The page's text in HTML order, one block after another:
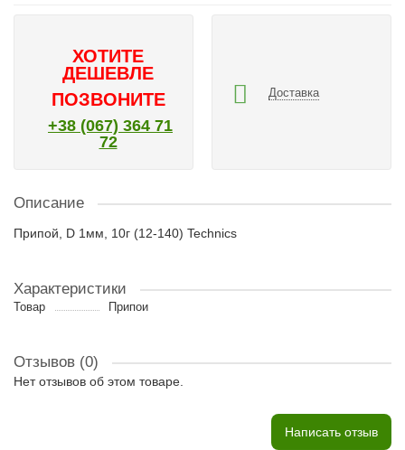
ХОТИТЕ
ДЕШЕВЛЕ
ПОЗВОНИТЕ
+38 (067) 364 71
72
Доставка
Описание
Припой, D 1мм, 10г (12-140) Technics
Характеристики
Товар Припои
Отзывов (0)
Нет отзывов об этом товаре.
Написать отзыв